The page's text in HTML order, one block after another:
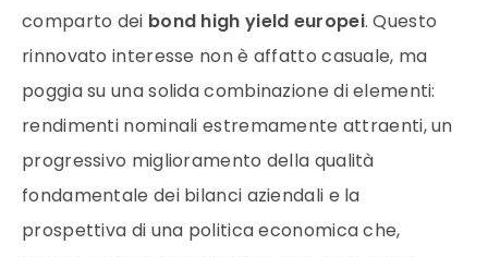
comparto dei bond high yield europei. Questo
rinnovato interesse non è affatto casuale, ma
poggia su una solida combinazione di elementi:
rendimenti nominali estremamente attraenti, un
progressivo miglioramento della qualità
fondamentale dei bilanci aziendali e la
prospettiva di una politica economica che,